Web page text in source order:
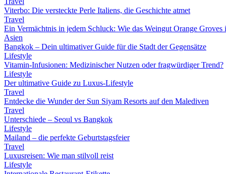
Viterbo: Die versteckte Perle Italiens, die Geschichte atmet
Travel
Ein Vermächtnis in jedem Schluck: Wie das Weingut Orange
Asien
Bangkok – Dein ultimativer Guide für die Stadt der Gegensätze
Lifestyle
Vitamin-Infusionen: Medizinischer Nutzen oder fragwürdiger Trend?
Lifestyle
Der ultimative Guide zu Luxus-Lifestyle
Travel
Entdecke die Wunder der Sun Siyam Resorts auf den Malediven
Travel
Unterschiede – Seoul vs Bangkok
Lifestyle
Mailand – die perfekte Geburtstagsfeier
Travel
Luxusreisen: Wie man stilvoll reist
Lifestyle